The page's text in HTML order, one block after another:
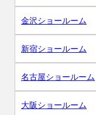
金沢ショールーム
新宿ショールーム
名古屋ショールーム
大阪ショールーム